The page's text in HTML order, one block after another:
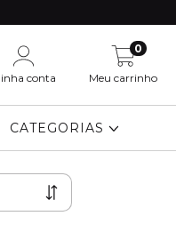
conta Meu carrinho
0
CATEGORIAS